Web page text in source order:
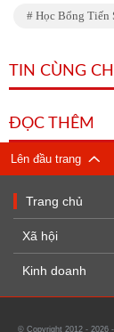
Học Bổng Tiến
TIN CÙNG
ĐỌC THÊM
Lên đầu trang
Trang chủ
Xã hội
Kinh doanh
© Copyright 2012 - 2026 -